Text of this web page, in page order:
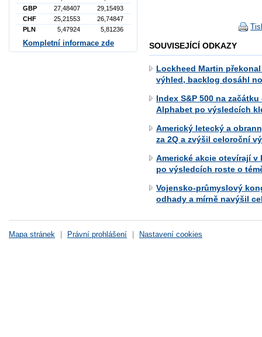
SOUVISEJÍCÍ ODKAZY
Lockheed Martin
výhled, backlog dosáhl
Index S&P 500 na
Alphabet po výsledcích
Americký letecký a
za 2Q a zvýšil celoroční
Americké akcie otevírají
po výsledcích roste o
Vojensko-průmyslový
odhady a mírně navýšil
GBP
27,48407
29,15493
CHF
25,21553
26,74847
PLN
5,47924 5,81236
Kompletní informace zde
Mapa stránek Právní prohlášení Nastavení cookies